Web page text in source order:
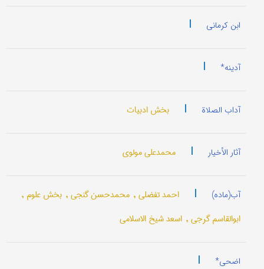
ابن كرمانی‌ |
آدینه* |
آداب الصلاة | بخش ادبیات
آثار الأخیار | محمدعلی مولوی
آب(ماده) | احمد تفضلی , محمدحسن گنجی , بخش علوم ,
ابوالقاسم گرجی , اسعد شیخ الاسلامی
اضحی* |